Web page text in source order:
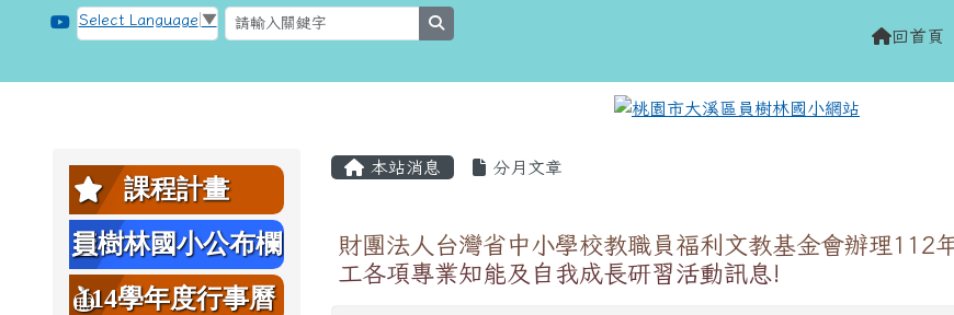
跳至主內容區
桃園市大溪區員樹林國小網站
Select Language ▼
回首頁
左邊區域內容
課程計畫
員樹林國小公布欄
114學年度行事曆
主內容區域
本站消息 分月文章
財團法人台灣省中小學校教職員福利文教基金會辦理112
工各項專業知能及自我成長研習活動訊息!